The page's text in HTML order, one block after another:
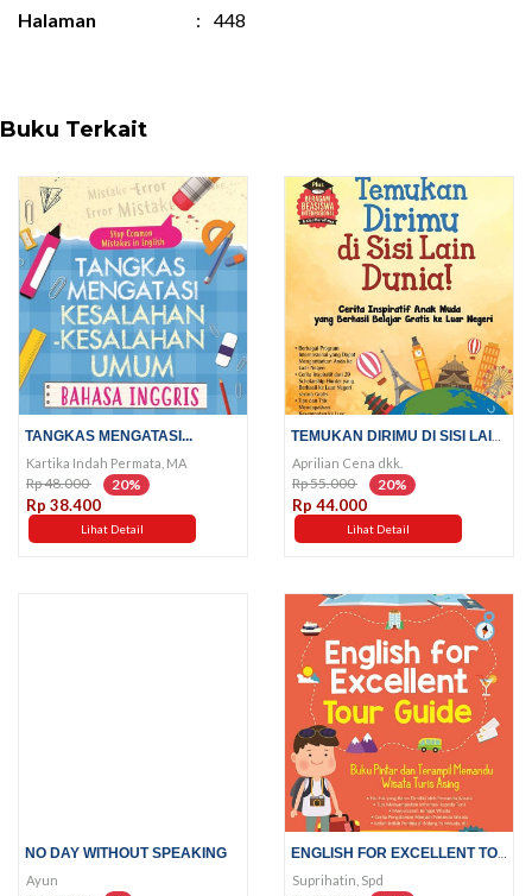
Halaman
: 448
Buku Terkait
TANGKAS MENGATASI...
Kartika Indah Permata, MA
Rp 48.000 20%
Rp 38.400
Lihat Detail
Aprilian Cena dkk.
Rp 55.000 20%
Rp 44.000
Lihat Detail
NO DAY WITHOUT SPEAKING
Ayun Suprihatin, Spd